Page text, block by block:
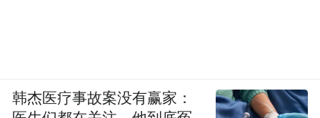
韩杰医疗事故案没有赢家：